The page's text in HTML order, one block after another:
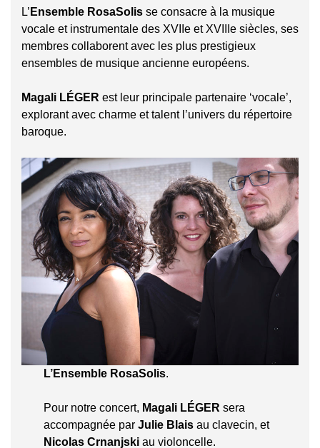
L’ Ensemble RosaSolis se consacre à la musique
vocale et instrumentale des XVIIe et XVIIIe siècles, ses
membres collaborent avec les plus prestigieux
ensembles de musique ancienne européens.
Magali LÉGER est leur principale partenaire ‘vocale’,
explorant avec charme et talent l’univers du répertoire
baroque.
L’Ensemble RosaSolis.
Pour notre concert, Magali LÉGER sera
accompagnée parJulie Blaisau clavecin, et
Nicolas Crnanjski au violoncelle.